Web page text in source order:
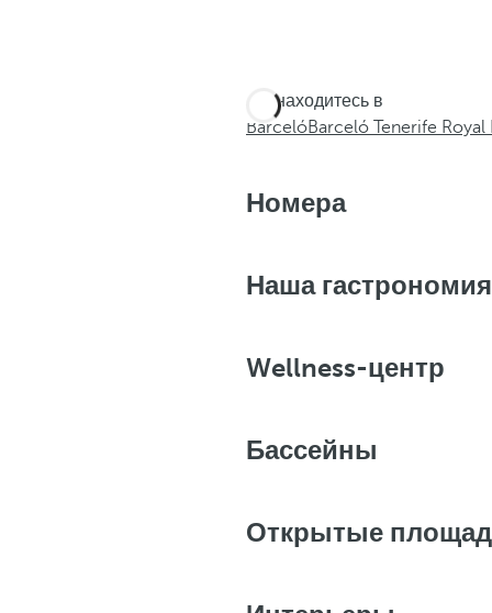
Вы находитесь в
BarcelóBarceló Tenerife Royal
Номера
Наша гастрономия
Wellness-центр
Бассейны
Открытые